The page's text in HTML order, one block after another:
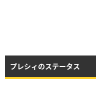
プレシィのステータス